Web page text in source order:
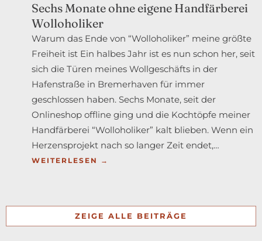
MASSBANDS F
Sechs Monate ohne eigene Handfärberei
Wolloholiker
Warum das Ende von “Wolloholiker” meine größte
Freiheit ist Ein halbes Jahr ist es nun schon her, seit
sich die Türen meines Wollgeschäfts in der
Hafenstraße in Bremerhaven für immer
geschlossen haben. Sechs Monate, seit der
Onlineshop offline ging und die Kochtöpfe meiner
Handfärberei “Wolloholiker” kalt blieben. Wenn ein
Herzensprojekt nach so langer Zeit endet,…
WEITERLESEN →
OHNE
EIGENE
ZEIGE ALLE BEITRÄGE